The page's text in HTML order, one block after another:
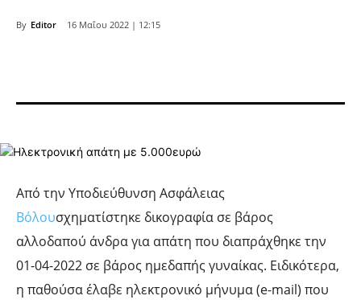
By Editor 16 Μαΐου 2022 | 12:15
Από την Υποδιεύθυνση Ασφάλειας
Βόλουσχηματίστηκε δικογραφία σε βάρος
αλλοδαπού άνδρα για απάτη που διαπράχθηκε την
01-04-2022 σε βάρος ημεδαπής γυναίκας. Ειδικότερα,
η παθούσα έλαβε ηλεκτρονικό μήνυμα (e-mail) που